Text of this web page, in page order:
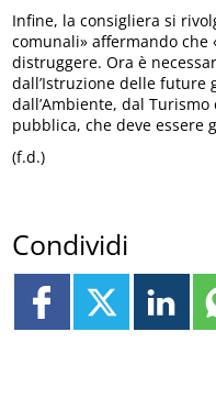
Infine, la consigliera si
comunali» affermando
distruggere. Ora è
dall’Istruzione delle future
dall’Ambiente, dal
pubblica, che deve essere
(f.d.)
Condividi